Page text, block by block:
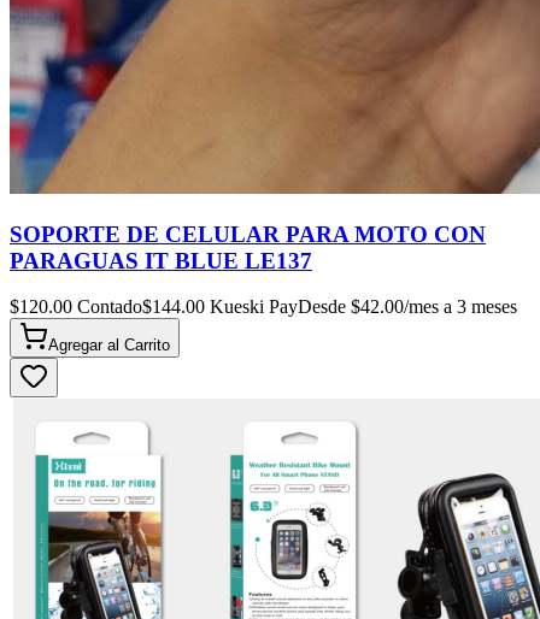
SOPORTE DE CELULAR PARA MOTO CON
PARAGUAS IT BLUE LE137
$120.00 Contado$144.00 Kueski PayDesde $42.00/mes a 3 meses
Agregar al Carrito